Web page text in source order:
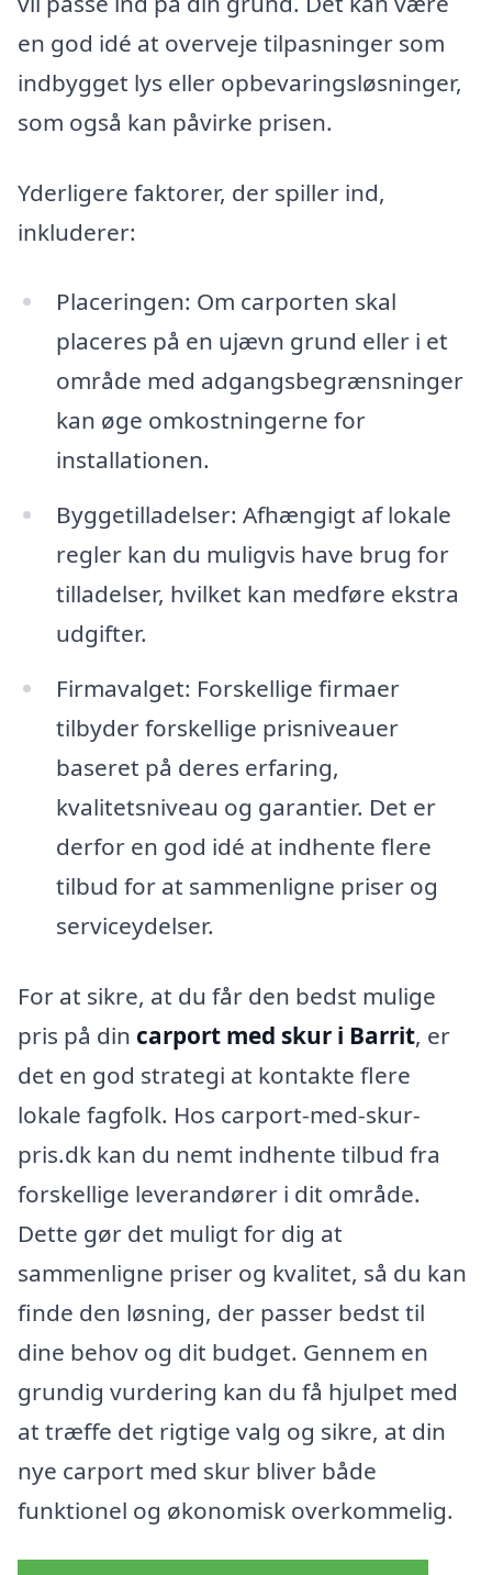
en god idé at overveje tilpasninger som
indbygget lys eller opbevaringsløsninger,
som også kan påvirke prisen.
Yderligere faktorer, der spiller ind,
inkluderer:
Placeringen: Om carporten skal
placeres på en ujævn grund eller i et
område med adgangsbegrænsninger
kan øge omkostningerne for
installationen.
Byggetilladelser: Afhængigt af lokale
regler kan du muligvis have brug for
tilladelser, hvilket kan medføre ekstra
udgifter.
Firmavalget: Forskellige firmaer
tilbyder forskellige prisniveauer
baseret på deres erfaring,
kvalitetsniveau og garantier. Det er
derfor en god idé at indhente flere
tilbud for at sammenligne priser og
serviceydelser.
For at sikre, at du får den bedst mulige
pris på din carport med skur i Barrit, er
det en god strategi at kontakte flere
lokale fagfolk. Hos carport-med-skur-
pris.dk kan du nemt indhente tilbud fra
forskellige leverandører i dit område.
Dette gør det muligt for dig at
sammenligne priser og kvalitet, så du kan
finde den løsning, der passer bedst til
dine behov og dit budget. Gennem en
grundig vurdering kan du få hjulpet med
at træffe det rigtige valg og sikre, at din
nye carport med skur bliver både
funktionel og økonomisk overkommelig.